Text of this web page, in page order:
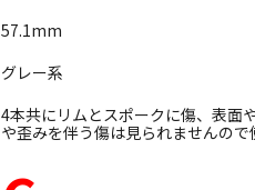
57.1mm
グレー系
4本共にリムとスポークに傷、表面
や歪みを伴う傷は見られませんので